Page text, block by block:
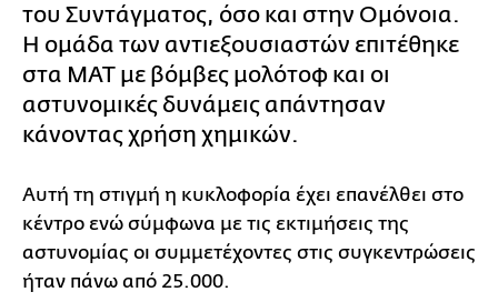
του Συντάγματος, όσο και στην Ομόνοια.
Η ομάδα των αντιεξουσιαστών επιτέθηκε
στα ΜΑΤ με βόμβες μολότοφ και οι
αστυνομικές δυνάμεις απάντησαν
κάνοντας χρήση χημικών.
Αυτή τη στιγμή η κυκλοφορία έχει επανέλθει στο
κέντρο ενώ σύμφωνα με τις εκτιμήσεις της
αστυνομίας οι συμμετέχοντες στις συγκεντρώσεις
ήταν πάνω από 25.000.